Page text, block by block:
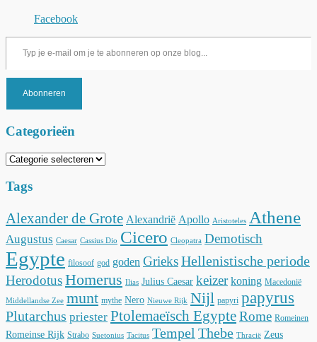
Facebook
Typ je e-mail om je te abonneren op onze blog...
Abonneren
Categorieën
Categorieën
Tags
Alexander de Grote Alexandrië Apollo Aristoteles Athene
Augustus Caesar Cassius Dio Cicero Cleopatra Demotisch
Egypte filosoof god goden GrieksHellenistische periode
HerodotusHomerus Ilias Julius Caesar keizer koning Macedonië
Middellandse Zee munt mythe Nero Nieuwe Rijk Nijl papyri papyrus
Plutarchus priester Ptolemaeïsch EgypteRome Romeinen
Romeinse Rijk Strabo Suetonius Tacitus Tempel Thebe Thracië Zeus